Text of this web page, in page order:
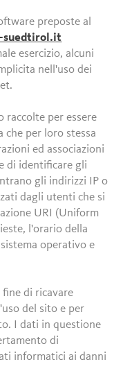
preposte al
suedtirol.it
esercizio, alcuni
nell'uso dei
raccolte per essere
che per loro stessa
ed associazioni
di identificare gli
gli indirizzi IP o
dagli utenti che si
URI (Uniform
l'orario della
operativo e
di ricavare
del sito e per
I dati in questione
di
informatici ai danni